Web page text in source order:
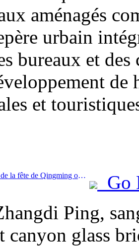
aménagés
urbain
bureaux et
de
et
Prev:Les vacances de la fête de Qingming ont entraîné une forte hausse des voyages en raison des congés prolongés, les excursions et l'observation des fleurs ayant stimulé le nombre de visiteurs dans de nombreuses villes.
Go
Ping,
canyon glass